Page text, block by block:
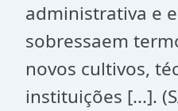
administrativa e
sobressaem
novos cultivos,
instituições [...].